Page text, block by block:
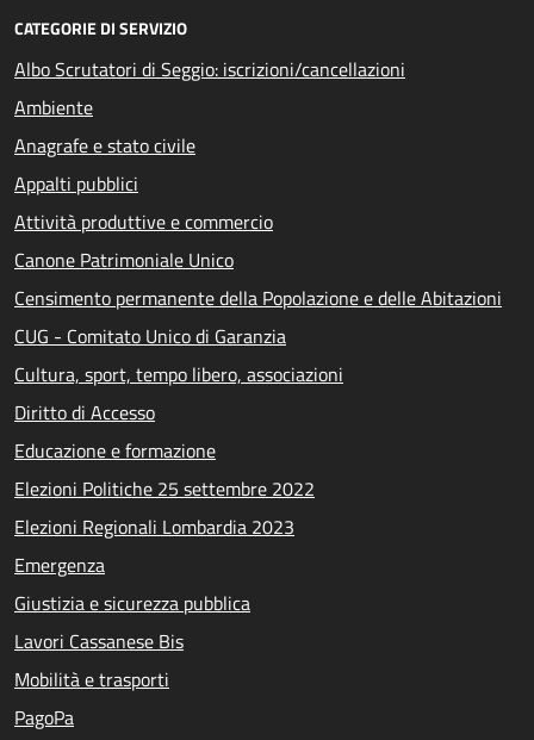
CATEGORIE DI SERVIZIO
Albo Scrutatori di Seggio: iscrizioni/cancellazioni
Ambiente
Anagrafe e stato civile
Appalti pubblici
Attività produttive e commercio
Canone Patrimoniale Unico
Censimento permanente della Popolazione e delle Abitazioni
CUG - Comitato Unico di Garanzia
Cultura, sport, tempo libero, associazioni
Diritto di Accesso
Educazione e formazione
Elezioni Politiche 25 settembre 2022
Elezioni Regionali Lombardia 2023
Emergenza
Giustizia e sicurezza pubblica
Lavori Cassanese Bis
Mobilità e trasporti
PagoPa